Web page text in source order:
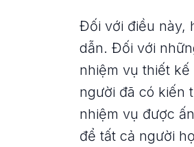
Đối với điều này,
dẫn. Đối với
nhiệm vụ thiết
người đã có kiến
nhiệm vụ được
để tất cả người